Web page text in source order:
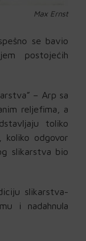
Max Ernst
se bavio
postojećih
– Arp sa
reljefima, a
toliko
koliko odgovor
slikarstva bio
slikarstva-
i nadahnula